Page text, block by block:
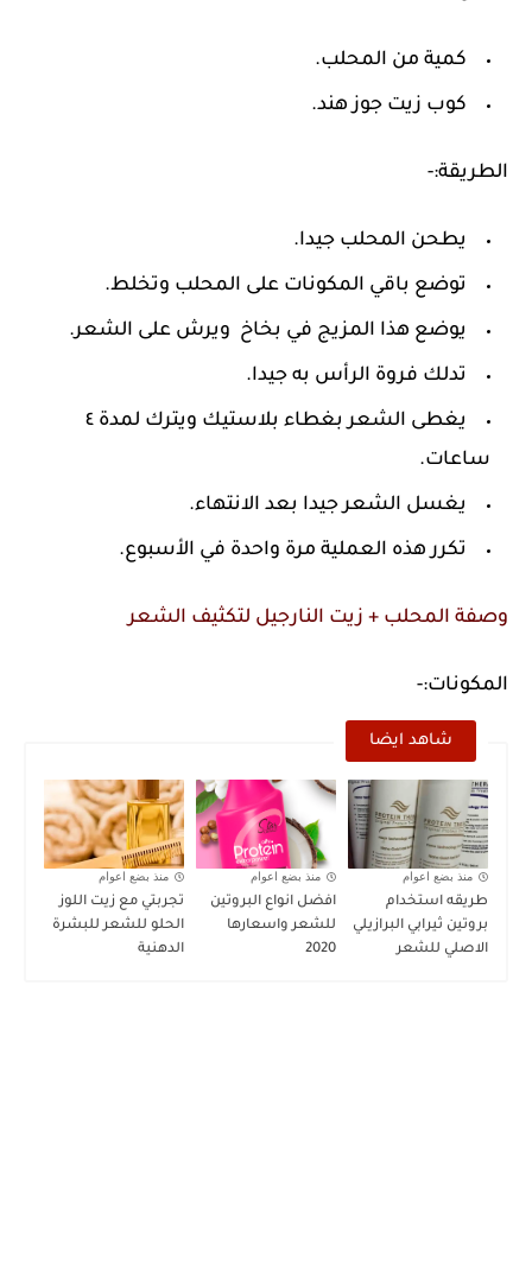
كمية من المحلب.
كوب زيت جوز هند.
الطريقة:-
يطحن المحلب جيدا.
توضع باقي المكونات على المحلب وتخلط.
يوضع هذا المزيج في بخاخ ويرش على الشعر.
تدلك فروة الرأس به جيدا.
يغطى الشعر بغطاء بلاستيك ويترك لمدة ٤
ساعات.
يغسل الشعر جيدا بعد الانتهاء.
تكرر هذه العملية مرة واحدة في الأسبوع.
وصفة المحلب + زيت النارجيل لتكثيف الشعر
المكونات:-
شاهد ايضا
منذ بضع اعوام
طريقه استخدام
بروتين ثيرابي البرازيلي
الاصلي للشعر
منذ بضع اعوام
افضل انواع البروتين
للشعر واسعارها
2020
منذ بضع اعوام
تجربتي مع زيت اللوز
الحلو للشعر للبشرة
الدهنية